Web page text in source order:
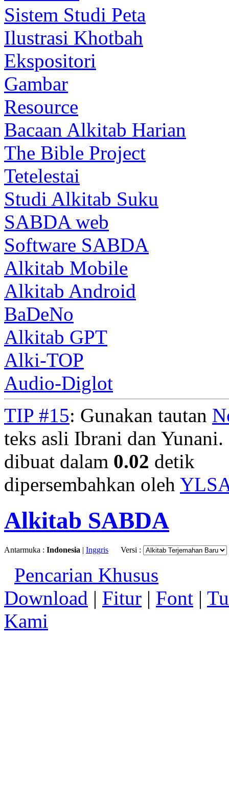
Sistem Studi Peta
Ilustrasi Khotbah
Ekspositori
Gambar
Resource
Bacaan Alkitab Harian
The Bible Project
Tetelestai
Studi Alkitab Suku
SABDA web
Software SABDA
Alkitab Mobile
Alkitab Android
BaDeNo
Alkitab GPT
Alki-TOP
Audio-Diglot
TIP #15: Gunakan tautan
teks asli Ibrani dan
dibuat dalam 0.02 detik
dipersembahkan oleh
Alkitab SABDA
Antarmuka : Indonesia | Inggris Versi :
Pencarian Khusus
Download | Fitur | Font |
Kami